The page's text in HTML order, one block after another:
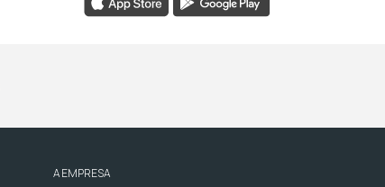
A EMPRESA